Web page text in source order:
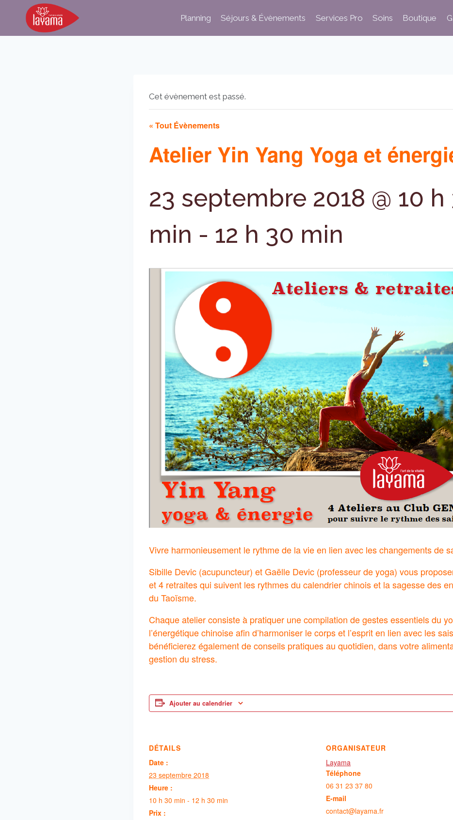
Planning Séjours & Évènements Services Pro Soins Boutique
Cet évènement est passé.
« Tout Évènements
Atelier Yin Yang Yoga et
23 septembre 2018 @ 10 h
min - 12 h 30 min
Vivre harmonieusement le rythme de la vie en lien avec les changements de
Sibille Devic (acupuncteur) et Gaëlle Devic (professeur de yoga) vous
et 4 retraites qui suivent les rythmes du calendrier chinois et la sagesse des
du Taoïsme.
Chaque atelier consiste à pratiquer une compilation de gestes essentiels du
l’énergétique chinoise afin d’harmoniser le corps et l’esprit en lien avec les
bénéficierez également de conseils pratiques au quotidien, dans votre
gestion du stress.
Ajouter au calendrier
DÉTAILS
Date :
23 septembre 2018
Heure :
10 h 30 min - 12 h 30 min
Prix :
ORGANISATEUR
Layama
Téléphone
06 31 23 37 80
E-mail
contact@layama.fr